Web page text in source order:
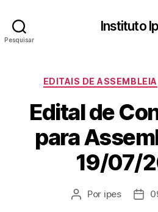
Pesquisar
Instituto
EDITAIS DE ASSEMBLEIA
Edital de
para
19/07/
Autor
Por ipes
Data